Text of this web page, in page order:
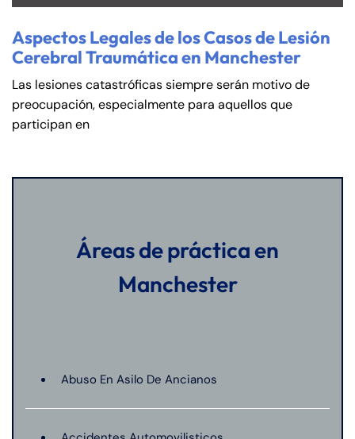
Aspectos Legales de los Casos de Lesión
Cerebral Traumática en Manchester
Las lesiones catastróficas siempre serán motivo de
preocupación, especialmente para aquellos que
participan en
Áreas de práctica en
Manchester
Abuso En Asilo De Ancianos